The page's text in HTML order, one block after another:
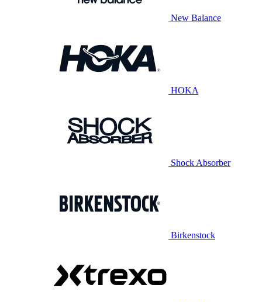
New Balance
HOKA
Shock Absorber
Birkenstock